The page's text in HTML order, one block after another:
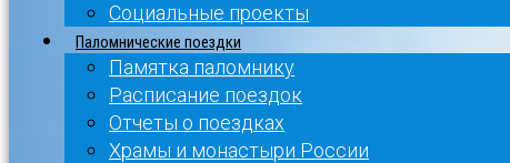
Социальные проекты
Паломнические поездки
Памятка паломнику
Расписание поездок
Отчеты о поездках
Храмы и монастыри России